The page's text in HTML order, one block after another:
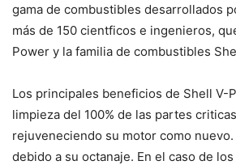
gama de combustibles desarrollados
más de 150 cientficos e ingenieros,
Power y la familia de combustibles
Los principales beneficios de Shell V-
limpieza del 100% de las partes
rejuveneciendo su motor como
debido a su octanaje. En el caso de